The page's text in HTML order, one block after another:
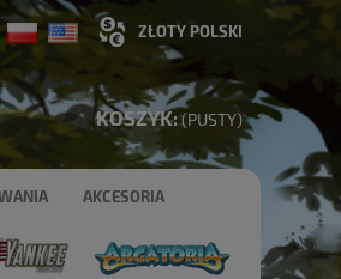
KOSZYK:(PUSTY)
AKCESORIA